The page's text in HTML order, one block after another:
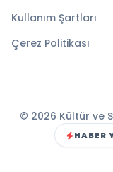
Kullanım Şartları
Çerez Politikası
© 2026 Kültür ve
HABER